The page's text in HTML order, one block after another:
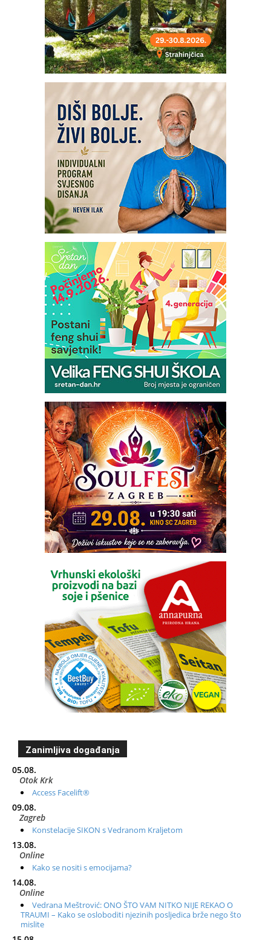
Zanimljiva događanja
05.08.
Otok Krk
Access Facelift®
09.08.
Zagreb
Konstelacije SIKON s Vedranom Kraljetom
13.08.
Online
Kako se nositi s emocijama?
14.08.
Online
Vedrana Meštrović: ONO ŠTO VAM NITKO NIJE REKAO O
TRAUMI – Kako se osloboditi njezinih posljedica brže nego što
mislite